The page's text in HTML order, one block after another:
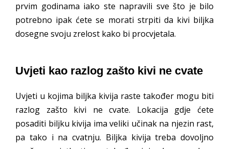
prvim godinama iako ste napravili sve što je bilo
potrebno ipak ćete se morati strpiti da kivi biljka
dosegne svoju zrelost kako bi procvjetala.
Uvjeti kao razlog zašto kivi ne cvate
Uvjeti u kojima biljka kivija raste također mogu biti
razlog zašto kivi ne cvate. Lokacija gdje ćete
posaditi biljku kivija ima veliki učinak na njezin rast,
pa tako i na cvatnju. Biljka kivija treba dovoljno